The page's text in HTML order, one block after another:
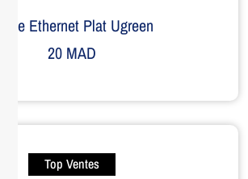
Câble Ethernet Plat Ugreen
20MAD
Top Ventes